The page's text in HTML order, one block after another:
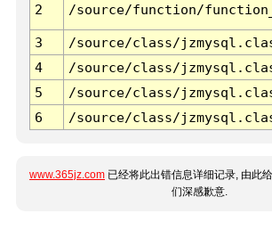
2 /source/function/
3 /source/class/
4
/source/class/
5
/source/class/
6
/source/class/
www.365jz.com 已经将此出错信息详细记录, 由此
们深感歉意.